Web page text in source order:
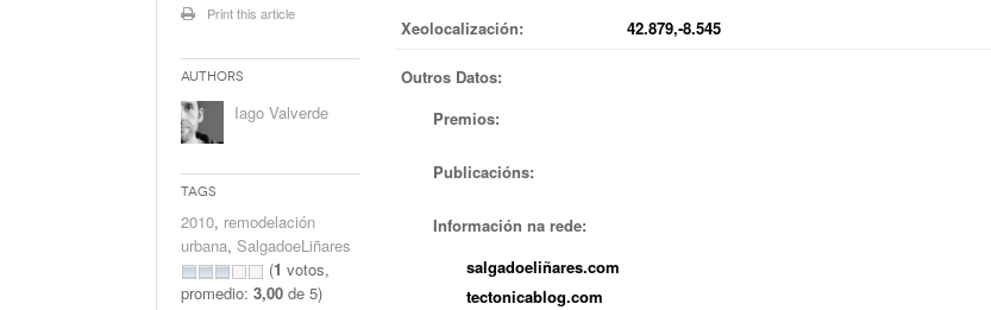
Xeolocalización:
42.879,-8.545
Outros Datos:
Premios:
Publicacións:
Información na rede:
salgadoeliñares.com
tectonicablog.com
Print this article
Authors
Iago Valverde
Tags
2010, remodelación
urbana, SalgadoeLiñares
(1 votos,
promedio: 3,00 de 5)